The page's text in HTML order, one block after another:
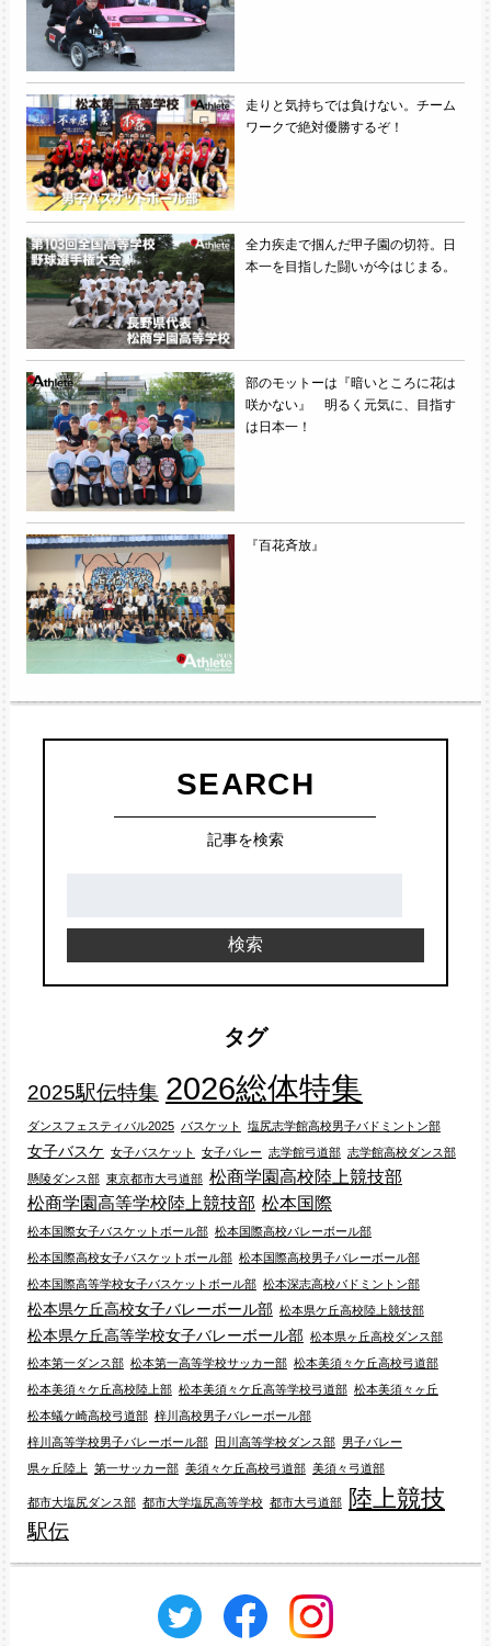
走りと気持ちでは負けない。チーム
ワークで絶対優勝するぞ！
全力疾走で掴んだ甲子園の切符。日
本一を目指した闘いが今はじまる。
部のモットーは『暗いところに花は
咲かない』 明るく元気に、目指す
は日本一！
『百花斉放』
SEARCH
記事を検索
検索
タグ
2025駅伝特集 2026総体特集
ダンスフェスティバル2025 バスケット 塩尻志学館高校男子バドミントン部
女子バスケ 女子バスケット 女子バレー 志学館弓道部 志学館高校ダンス部
懸陵ダンス部 東京都市大弓道部 松商学園高校陸上競技部
松商学園高等学校陸上競技部 松本国際
松本国際女子バスケットボール部 松本国際高校バレーボール部
松本国際高校女子バスケットボール部 松本国際高校男子バレーボール部
松本国際高等学校女子バスケットボール部 松本深志高校バドミントン部
松本県ケ丘高校女子バレーボール部 松本県ケ丘高校陸上競技部
松本県ケ丘高等学校女子バレーボール部 松本県ヶ丘高校ダンス部
松本第一ダンス部 松本第一高等学校サッカー部 松本美須々ケ丘高校弓道部
松本美須々ケ丘高校陸上部 松本美須々ケ丘高等学校弓道部 松本美須々ヶ丘
松本蟻ケ崎高校弓道部 梓川高校男子バレーボール部
梓川高等学校男子バレーボール部 田川高等学校ダンス部 男子バレー
県ヶ丘陸上 第一サッカー部 美須々ケ丘高校弓道部 美須々弓道部
都市大塩尻ダンス部 都市大学塩尻高等学校 都市大弓道部 陸上競技
駅伝